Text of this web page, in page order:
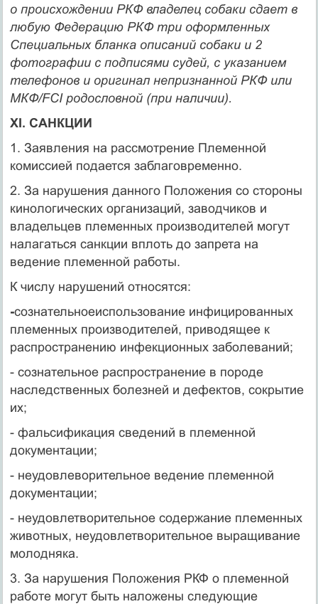
о происхождении РКФ владелец собаки сдает в
любую Федерацию РКФ три оформленных
Специальных бланка описаний собаки и 2
фотографии с подписями судей, с указанием
телефонов и оригинал непризнанной РКФ или
МКФ/FCI родословной (при наличии).
XI. САНКЦИИ
1. Заявления на рассмотрение Племенной
комиссией подается заблаговременно.
2. За нарушения данного Положения со стороны
кинологических организаций, заводчиков и
владельцев племенных производителей могут
налагаться санкции вплоть до запрета на
ведение племенной работы.
К числу нарушений относятся:
-сознательноеиспользование инфицированных
племенных производителей, приводящее к
распространению инфекционных заболеваний;
- сознательное распространение в породе
наследственных болезней и дефектов, сокрытие
их;
- фальсификация сведений в племенной
документации;
- неудовлеворительное ведение племенной
документации;
- неудовлетворительное содержание племенных
животных, неудовлетворительное выращивание
молодняка.
3. За нарушения Положения РКФ о племенной
работе могут быть наложены следующие